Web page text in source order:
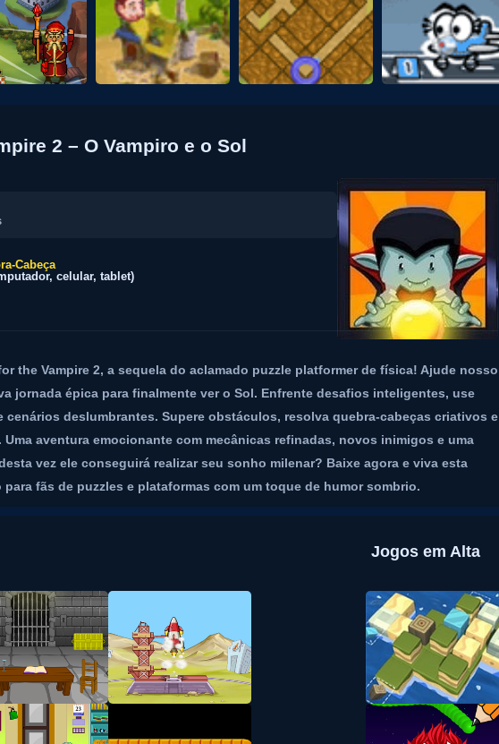
2 – O Vampiro e o Sol
Cabeça
celular, tablet)
the Vampire 2, a sequela do aclamado puzzle platformer de física! Ajude nosso
jornada épica para finalmente ver o Sol. Enfrente desafios inteligentes, use
cenários deslumbrantes. Supere obstáculos, resolva quebra-cabeças criativos e
aventura emocionante com mecânicas refinadas, novos inimigos e uma
vez ele conseguirá realizar seu sonho milenar? Baixe agora e viva esta
fãs de puzzles e plataformas com um toque de humor sombrio.
Jogos em Alta